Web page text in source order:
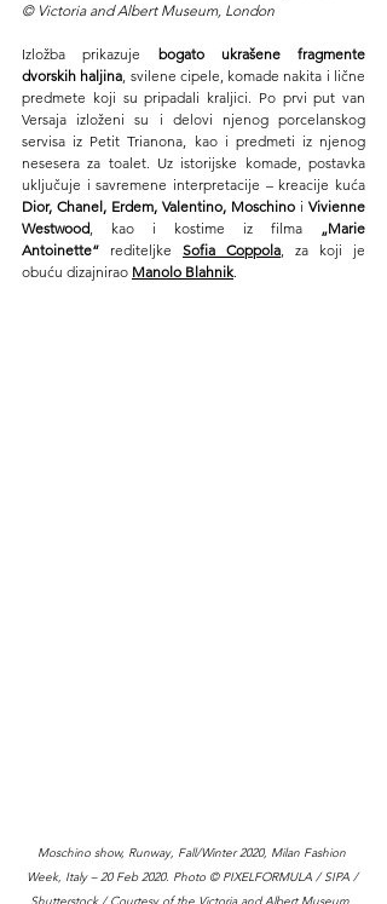
© Victoria and Albert Museum, London
Izložba prikazuje bogato ukrašene fragmente
dvorskih haljina, svilene cipele, komade nakita i lične
predmete koji su pripadali kraljici. Po prvi put van
Versaja izloženi su i delovi njenog porcelanskog
servisa iz Petit Trianona, kao i predmeti iz njenog
nesesera za toalet. Uz istorijske komade, postavka
Dior, Chanel, Erdem, Valentino, Moschino i Vivienne
Westwood, kao i kostime iz filma „Marie
Antoinette“ rediteljke Sofia Coppola, za koji je
obuću dizajnirao Manolo Blahnik.
Moschino show, Runway, Fall/Winter 2020, Milan Fashion
Week, Italy – 20 Feb 2020. Photo © PIXELFORMULA / SIPA /